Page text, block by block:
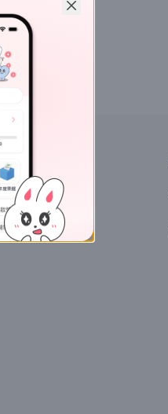
探索
商業或媒體聯絡
產品提名